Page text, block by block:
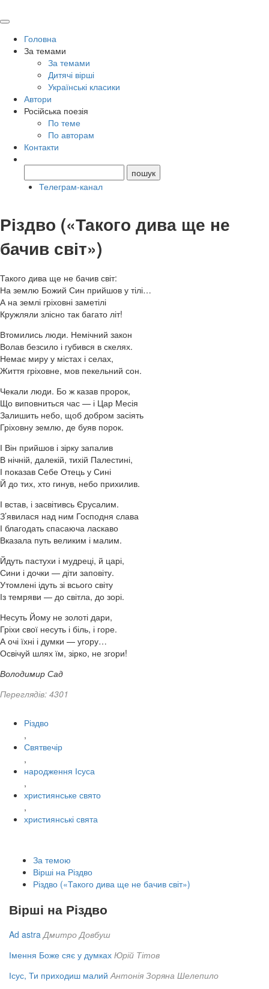
Головна
За темами
За темами
Дитячі вірші
Українські класики
Автори
Російська поезія
По теме
По авторам
Контакти
Телеграм-канал
Різдво («Такого дива ще не
бачив світ»)
Такого дива ще не бачив світ:
На землю Божий Син прийшов у тілі…
А на землі гріховні заметілі
Кружляли злісно так багато літ!
Втомились люди. Немічний закон
Волав безсило і губився в скелях.
Немає миру у містах і селах,
Життя гріховне, мов пекельний сон.
Чекали люди. Бо ж казав пророк,
Що виповниться час — і Цар Месія
Залишить небо, щоб добром засіять
Гріховну землю, де буяв порок.
І Він прийшов і зірку запалив
В нічній, далекій, тихій Палестині,
І показав Себе Отець у Сині
Й до тих, хто гинув, небо прихилив.
І встав, і засвітивсь Єрусалим.
З’явилася над ним Господня слава
І благодать спасаюча ласкаво
Вказала путь великим і малим.
Йдуть пастухи і мудреці, й царі,
Сини і дочки — діти заповіту.
Утомлені ідуть зі всього світу
Із темряви — до світла, до зорі.
Несуть Йому не золоті дари,
Гріхи свої несуть і біль, і горе.
А очі їхні і думки — угору…
Освічуй шлях їм, зірко, не згори!
Володимир Сад
Переглядів: 4301
Різдво
,
Святвечір
,
народження Ісуса
,
християнське свято
,
християнські свята
За темою
Вірші на Різдво
Різдво («Такого дива ще не бачив світ»)
Вірші на Різдво
Ad astra Дмитро Довбуш
Імення Боже сяє у думках Юрій Тітов
Ісус, Ти приходиш малий Антонія Зоряна Шелепило